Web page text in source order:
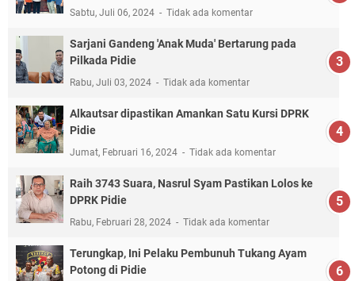
Sabtu, Juli 06, 2024 Tidak ada komentar
Sarjani Gandeng 'Anak Muda' Bertarung pada
Pilkada Pidie
Rabu, Juli 03, 2024 Tidak ada komentar
Alkautsar dipastikan Amankan Satu Kursi DPRK
Pidie
Jumat, Februari 16, 2024 Tidak ada komentar
Raih 3743 Suara, Nasrul Syam Pastikan Lolos ke
DPRK Pidie
Rabu, Februari 28, 2024 Tidak ada komentar
Terungkap, Ini Pelaku Pembunuh Tukang Ayam
Potong di Pidie